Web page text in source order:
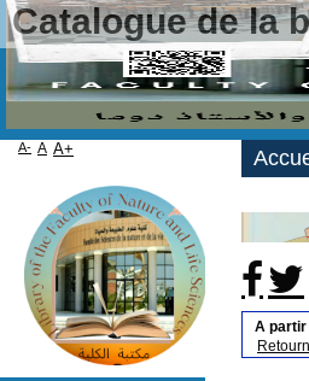
Catalogue de la
A partir
A- A A+